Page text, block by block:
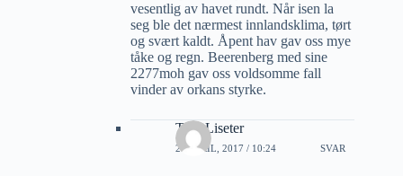
vesentlig av havet rundt. Når isen la
seg ble det nærmest innlandsklima, tørt
og svært kaldt. Åpent hav gav oss mye
tåke og regn. Beerenberg med sine
2277moh gav oss voldsomme fall
vinder av orkans styrke.
Tore Liseter
28 APRIL, 2017 / 10:24 SVAR